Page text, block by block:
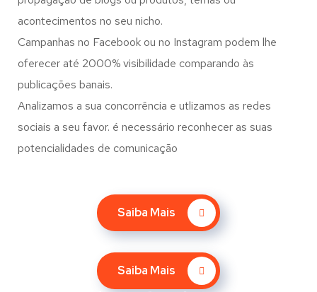
acontecimentos no seu nicho.
Campanhas no Facebook ou no Instagram podem lhe
oferecer até 2000% visibilidade comparando às
publicações banais.
Analizamos a sua concorrência e utlizamos as redes
sociais a seu favor. é necessário reconhecer as suas
potencialidades de comunicação
Saiba Mais
Saiba Mais